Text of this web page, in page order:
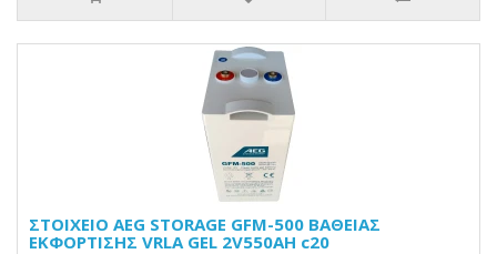
ΣΤΟΙΧΕΙΟ AEG STORAGE GFM-500 ΒΑΘΕΙΑΣ
ΕΚΦΟΡΤΙΣΗΣ VRLA GEL 2V550AH c20